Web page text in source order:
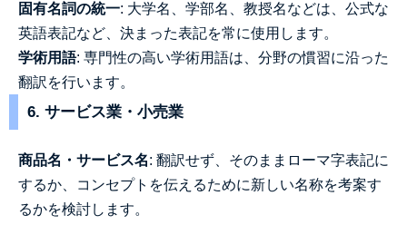
固有名詞の統一: 大学名、学部名、教授名などは、公式な
英語表記など、決まった表記を常に使用します。
学術用語: 専門性の高い学術用語は、分野の慣習に沿った
翻訳を行います。
6. サービス業・小売業
商品名・サービス名: 翻訳せず、そのままローマ字表記に
するか、コンセプトを伝えるために新しい名称を考案す
るかを検討します。